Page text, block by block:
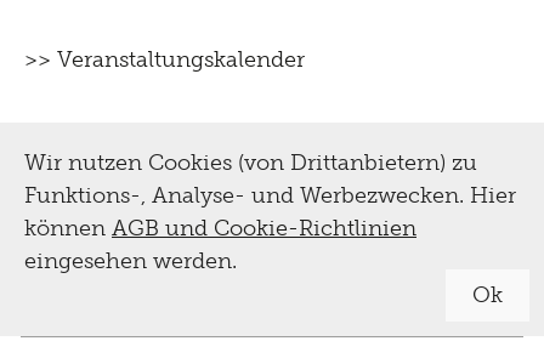
>> Veranstaltungskalender
Wir nutzen Cookies (von Drittanbietern) zu
Funktions-, Analyse- und Werbezwecken. Hier
können AGB und Cookie-Richtlinien
eingesehen werden.
Ok